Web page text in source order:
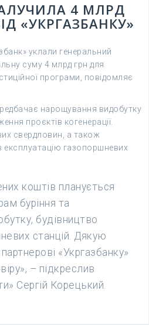
4 МЛРД
«УКРГАЗБАНКУ»
уклали генеральний
суму 4 млрд грн для
програми, повідомляє
нарощування видобутку
проєктів когенерації.
свердловин, а також
експлуатацію газопоршневих
коштів планується
буріння та
будівництво
станцій. Дякую
«Укргазбанку»
– підкреслив
Сергій Корецький.